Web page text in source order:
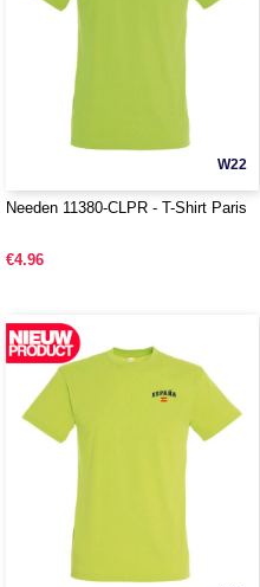
W22
Needen 11380-CLPR - T-Shirt Paris
€4.96